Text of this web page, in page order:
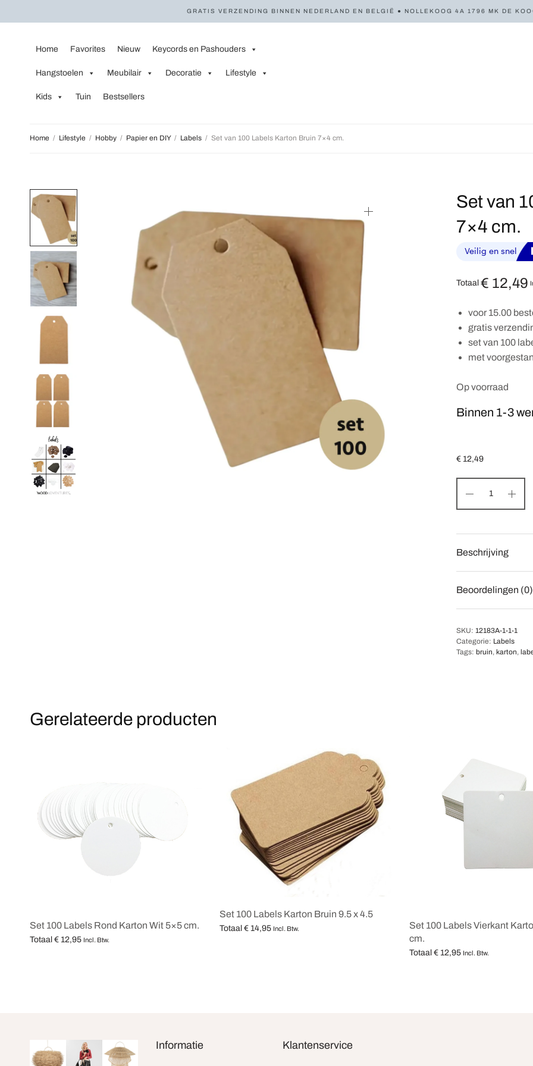
GRATIS VERZENDING BINNEN NEDERLAND EN BELGIË ● NOLLEKOOG 4A 1796 MK DE
Home Favorites Nieuw Keycords en Pashouders
Hangstoelen Meubilair Decoratie Lifestyle
Kids Tuin Bestsellers
Home / Lifestyle / Hobby / Papier en DIY / Labels / Set van 100 Labels Karton Bruin 7×4 cm.
Set van
7×4 cm.
Totaal € 12,49
voor 15.00
gratis
set van 100
met
Op voorraad
Binnen 1-3
€ 12,49
Beschrijving
Beoordelingen (0)
SKU: 12183A-1-1-1
Categorie: Labels
Tags: bruin, karton,
Gerelateerde producten
Set 100 Labels Rond Karton Wit 5×5 cm.
Totaal € 12,95 Incl. Btw.
Set 100 Labels Karton Bruin 9.5 x 4.5
Totaal € 14,95 Incl. Btw.
Set 100 Labels Vierkant
cm.
Totaal € 12,95 Incl. Btw.
Informatie Klantenservice